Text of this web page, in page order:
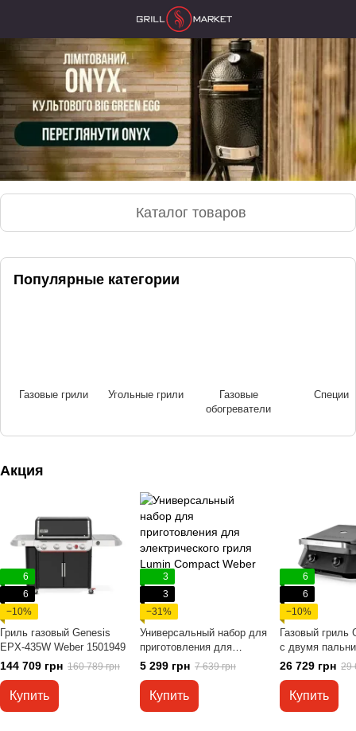
Каталог товаров
Популярные категории
Газовые грили Угольные грили
Газовые
обогреватели
Специи
Акция
6
6
−10%
Гриль газовый Genesis
EPX-435W Weber 1501949
144 709 грн 160 789 грн
Купить
3
3
−31%
Универсальный набор для
приготовления для
электрического гриля
Lumin Compact Weber
6613
5 299 грн 7 639 грн
Купить
6
6
−10%
Газовый гриль
с двумя
Cozze 90502
26 729 грн 29
Купить